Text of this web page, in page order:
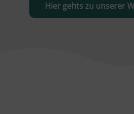
Hier gehts zu unserer